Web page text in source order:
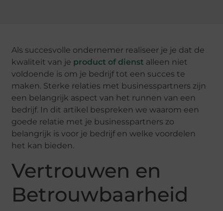
Als succesvolle ondernemer realiseer je je dat de
kwaliteit van je product of dienst alleen niet
voldoende is om je bedrijf tot een succes te
maken. Sterke relaties met businesspartners zijn
een belangrijk aspect van het runnen van een
bedrijf. In dit artikel bespreken we waarom een
goede relatie met je businesspartners zo
belangrijk is voor je bedrijf en welke voordelen
het kan bieden.
Vertrouwen en
Betrouwbaarheid